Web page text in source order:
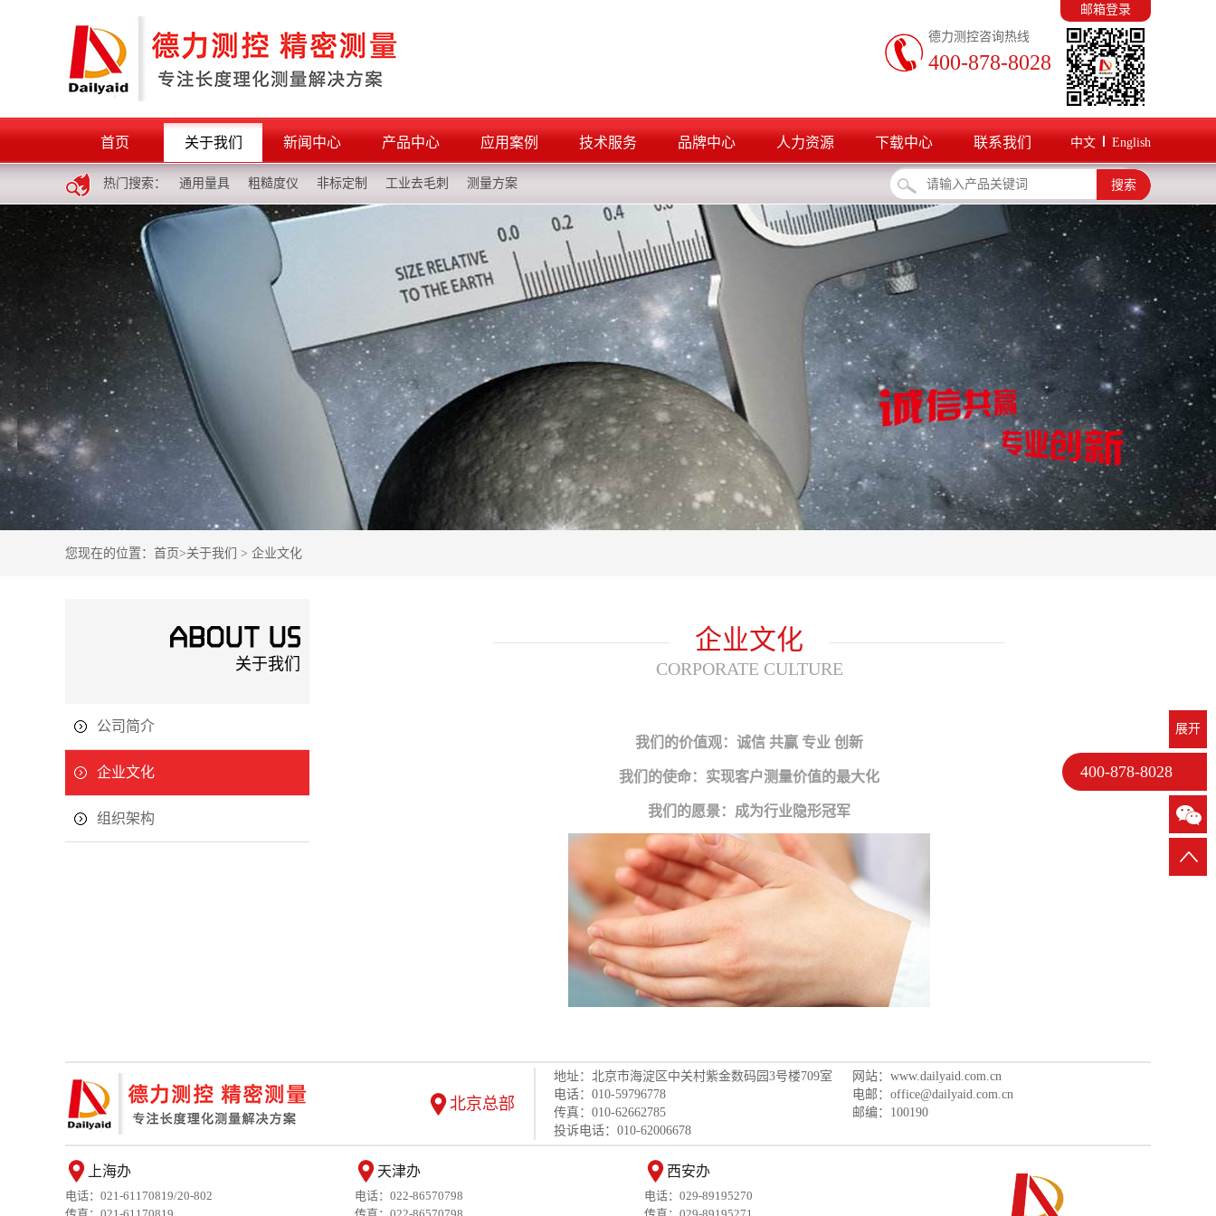
邮箱登录
德力测控咨询热线
400-878-8028
首页 关于我们 新闻中心 产品中心 应用案例 技术服务 品牌中心 人力资源 下载中心 联系我们 中文 English
热门搜索： 通用量具 粗糙度仪 非标定制 工业去毛刺 测量方案 搜索
您现在的位置： 首页>关于我们 > 企业文化
关于我们
公司简介
企业文化
组织架构
企业文化
CORPORATE CULTURE
我们的价值观：诚信 共赢 专业 创新
我们的使命：实现客户测量价值的最大化
我们的愿景：成为行业隐形冠军
北京总部
地址：北京市海淀区中关村紫金数码园3号楼709室
网站：www.dailyaid.com.cn
电话：010-59796778
电邮：office@dailyaid.com.cn
传真：010-62662785
邮编：100190
投诉电话：010-62006678
上海办
电话：021-61170819/20-802
天津办
电话：022-86570798
西安办
电话：029-89195270
展开
400-878-8028